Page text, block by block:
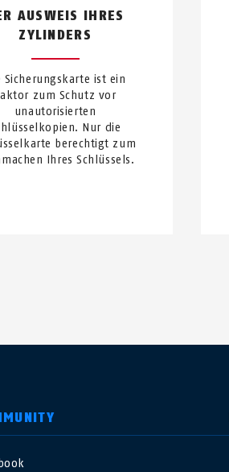
AUSWEIS IHRES
ZYLINDERS
Sicherungskarte ist ein
zum Schutz vor
unautorisierten
Nur die
berechtigt zum
Ihres Schlüssels.